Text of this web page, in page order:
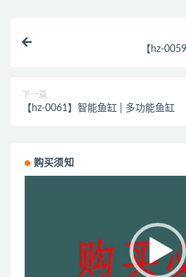
【hz-
下一篇
【hz-0061】智能鱼缸 | 多功能鱼缸
购买须知